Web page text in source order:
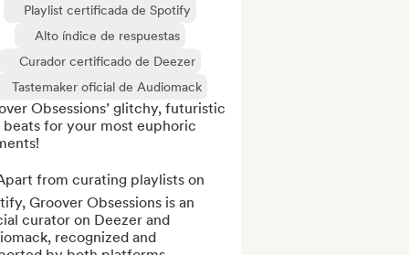
Playlist certificada de Spotify
Alto índice de respuestas
Curador certificado de Deezer
Tastemaker oficial de Audiomack
Obsessions’ glitchy, futuristic
beats for your most euphoric
from curating playlists on
Groover Obsessions is an
curator on Deezer and
recognized and